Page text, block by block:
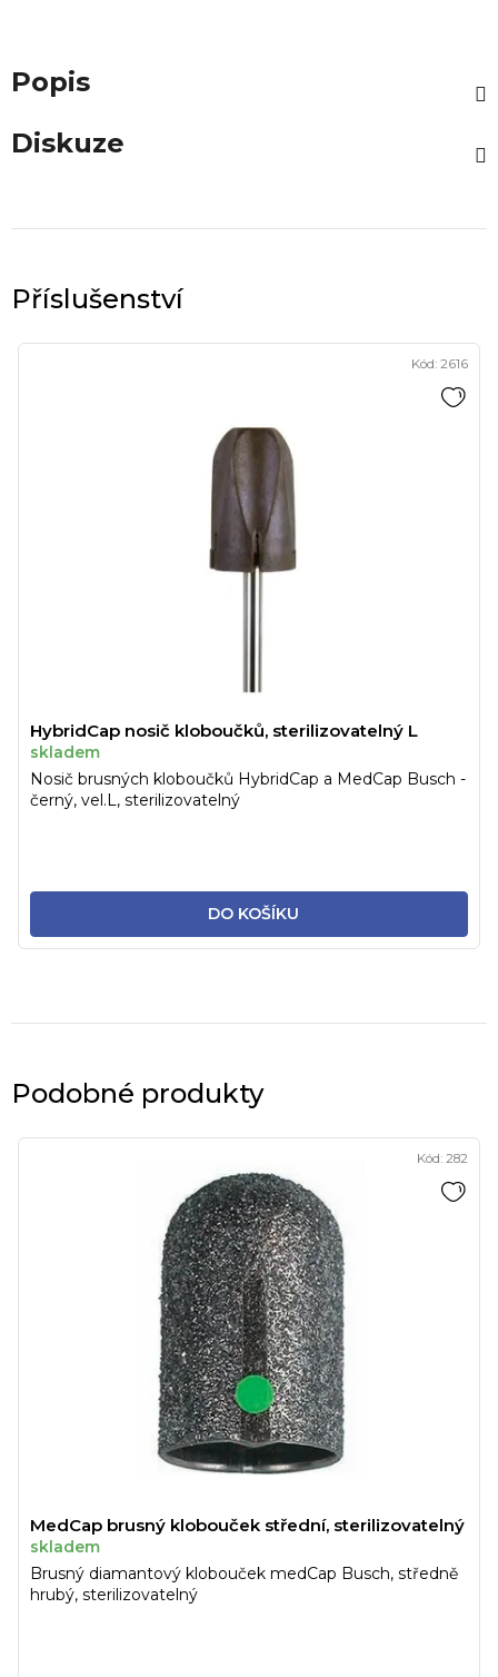
Popis
Diskuze
HybridCap nosič kloboučků, sterilizovatelný L
skladem
DO KOŠÍKU
Nosič brusných kloboučků HybridCap a MedCap Busch -
černý, vel.L, sterilizovatelný
Kód: 2616
Podobné produkty
MedCap brusný klobouček střední, sterilizovatelný
skladem
Brusný diamantový klobouček medCap Busch, středně
hrubý, sterilizovatelný
Kód: 282